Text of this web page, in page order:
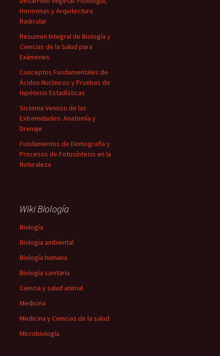
Hormonas y Arquitectura
Radicular
Resumen Integral de Biología y
Ciencias de la Salud para
Exámenes
Conceptos Fundamentales de
Ácidos Nucleicos y Pruebas de
Hipótesis Estadísticas
Sistema Venoso de las
Extremidades: Anatomía y
Drenaje
Fundamentos de Demografía y
Procesos de Fotosíntesis en la
Naturaleza
Wiki Biología
Biología
Biología ambiental
Biología humana
Biología sanitaria
Ciencia y salud animal
Medicina
Medicina y Ciencias de la salud
Microbiología